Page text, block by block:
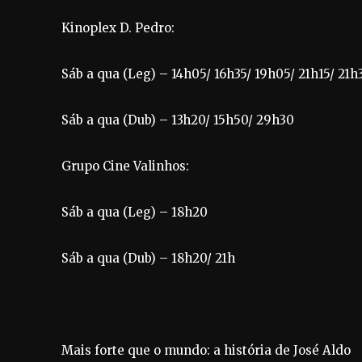
Kinoplex D. Pedro:
Sáb a qua (Leg) – 14h05/ 16h35/ 19h05/ 21h15/
Sáb a qua (Dub) – 13h20/ 15h50/ 29h30
Grupo Cine Valinhos:
Sáb a qua (Leg) – 18h20
Sáb a qua (Dub) – 18h20/ 21h
Mais forte que o mundo: a história de José Aldo